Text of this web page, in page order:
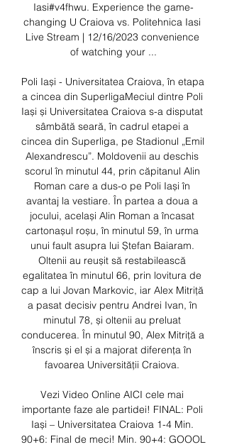
Iasi#v4fhwu. Experience the game-
changing U Craiova vs. Politehnica Iasi
Live Stream | 12/16/2023 convenience
of watching your ...
Poli Iași - Universitatea Craiova, în etapa
a cincea din SuperligaMeciul dintre Poli
Iași și Universitatea Craiova s-a disputat
sâmbătă seară, în cadrul etapei a
cincea din Superliga, pe Stadionul „Emil
Alexandrescu”. Moldovenii au deschis
scorul în minutul 44, prin căpitanul Alin
Roman care a dus-o pe Poli Iași în
avantaj la vestiare. În partea a doua a
jocului, același Alin Roman a încasat
cartonașul roșu, în minutul 59, în urma
unui fault asupra lui Ștefan Baiaram.
Oltenii au reușit să restabilească
egalitatea în minutul 66, prin lovitura de
cap a lui Jovan Markovic, iar Alex Mitriță
a pasat decisiv pentru Andrei Ivan, în
minutul 78, și oltenii au preluat
conducerea. În minutul 90, Alex Mitriță a
înscris și el și a majorat diferența în
favoarea Universității Craiova.
Vezi Video Online AICI cele mai
importante faze ale partidei! FINAL: Poli
Iași – Universitatea Craiova 1-4 Min.
90+6: Final de meci! Min. 90+4: GOOOL